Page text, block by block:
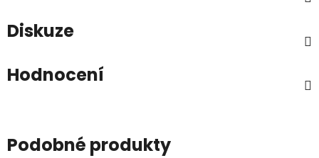
Diskuze
Hodnocení
Podobné produkty